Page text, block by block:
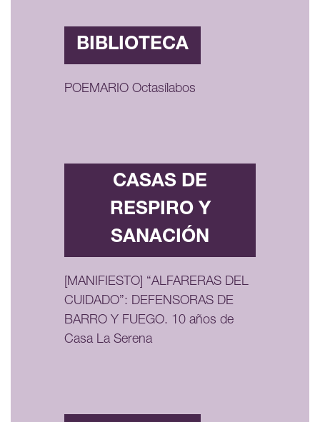
BIBLIOTECA
POEMARIO Octasílabos
CASAS DE
RESPIRO Y
SANACIÓN
[MANIFIESTO] “ALFARERAS DEL
CUIDADO”: DEFENSORAS DE
BARRO Y FUEGO. 10 años de
Casa La Serena